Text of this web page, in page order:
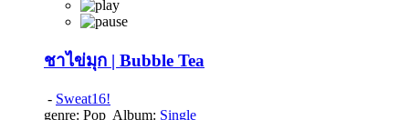
ชาไข่มุก | Bubble Tea
- Sweat16!
genre: Pop Album: Single